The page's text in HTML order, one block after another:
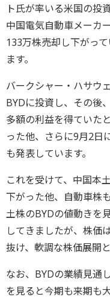
ト氏が率いる米国の投
中国電気自動車メーカ
133万株売却し下がっ
ます。
バークシャー・ハサウ
BYDに投資し、その後
多額の利益を得ていた
った他、さらに9月2日
も発表しています。
これを受けて、中国本
下がった他、自動車株
土株のBYDの値動きを
してきましたが、株価
抜け、軟調な株価展開
なお、BYDの業績見通
を見ると今期も来期も